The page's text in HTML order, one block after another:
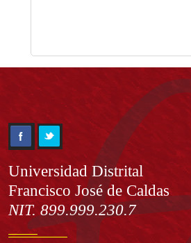
Información
Universidad Distrital
Francisco José de Caldas
NIT. 899.999.230.7